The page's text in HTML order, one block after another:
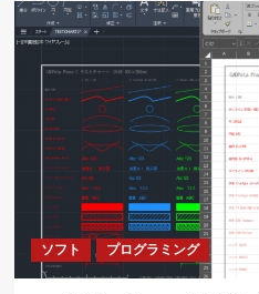
ソフト プログラミング